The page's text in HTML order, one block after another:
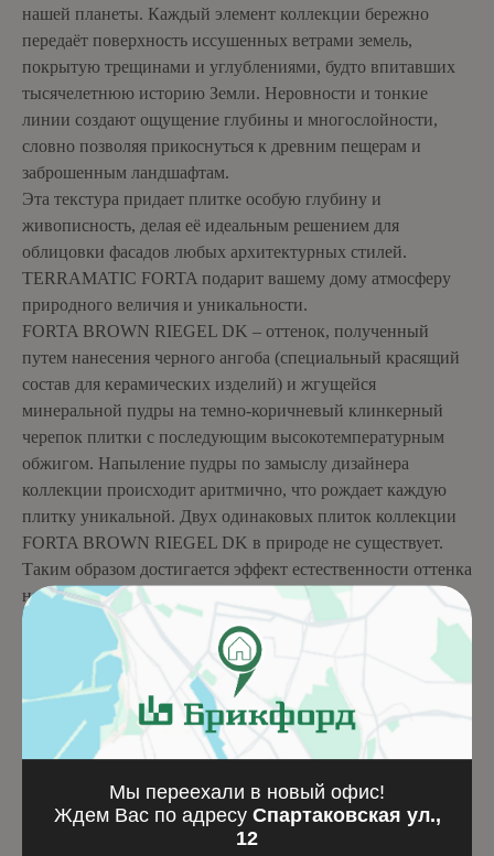
нашей планеты. Каждый элемент коллекции бережно
передаёт поверхность иссушенных ветрами земель,
покрытую трещинами и углублениями, будто впитавших
тысячелетнюю историю Земли. Неровности и тонкие
линии создают ощущение глубины и многослойности,
словно позволяя прикоснуться к древним пещерам и
заброшенным ландшафтам.
Эта текстура придает плитке особую глубину и
живописность, делая её идеальным решением для
облицовки фасадов любых архитектурных стилей.
TERRAMATIC FORTA подарит вашему дому атмосферу
природного величия и уникальности.
FORTA BROWN RIEGEL DK – оттенок, полученный
путем нанесения черного ангоба (специальный красящий
состав для керамических изделий) и жгущейся
минеральной пудры на темно-коричневый клинкерный
черепок плитки с последующим высокотемпературным
обжигом. Напыление пудры по замыслу дизайнера
коллекции происходит аритмично, что рождает каждую
плитку уникальной. Двух одинаковых плиток коллекции
FORTA BROWN RIEGEL DK в природе не существует.
Таким образом достигается эффект естественности оттенка
на облицованной поверхности, и исключается унылое
однообразие внешнего вида облицовки, характерное в
случаях, когда производитель «штампует» одинаковые
Важно отметить, что клинкер TERRAMATIC обладает
высочайшим качеством уровня лидеров мирового
производства.
Похожие товары
Мы переехали в новый офис!
Ждем Вас по адресу Спартаковская ул.,
12